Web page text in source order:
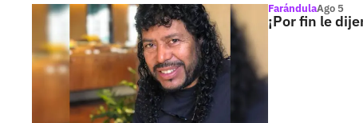
FarándulaAgo 5
¡Por fin le